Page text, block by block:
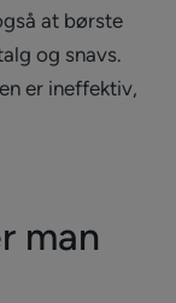
at børste
og snavs.
er ineffektiv,
man